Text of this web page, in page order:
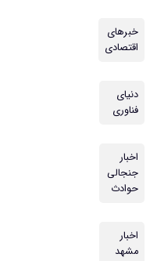
خبرهای
اقتصادی
دنیای
فناوری
اخبار
جنجالی
حوادث
اخبار
مشهد